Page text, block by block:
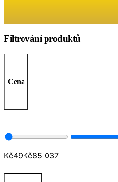
Filtrování produktů
Cena
Kč49Kč85 037